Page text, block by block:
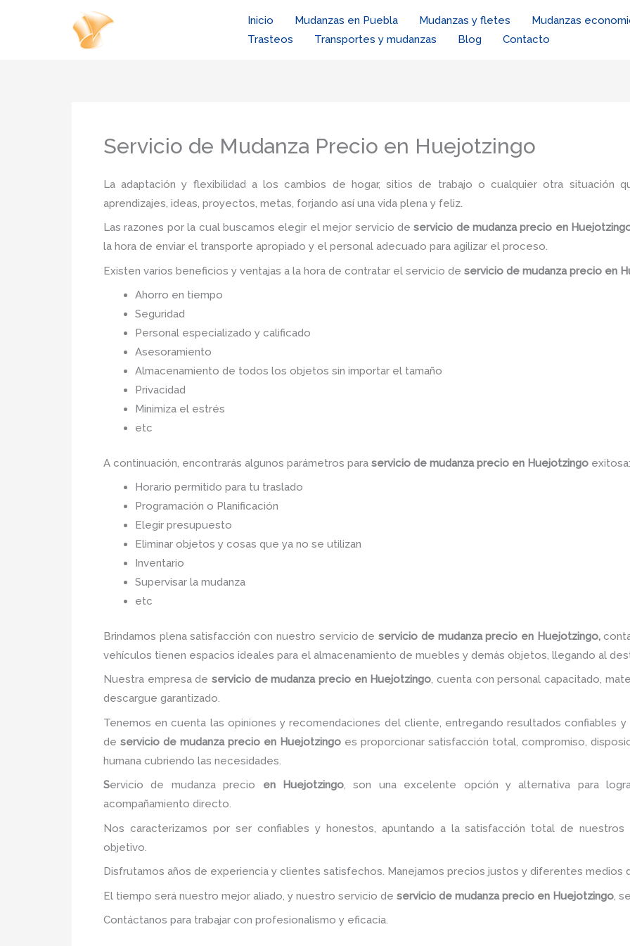
Inicio Mudanzas en Puebla Mudanzas y fletes
Mudanzas
Trasteos
Transportes y mudanzas Blog Contacto
Servicio de Mudanza Precio en Huejotzingo
La adaptación y flexibilidad a los cambios de hogar, sitios de trabajo o cualquier otra situación
aprendizajes, ideas, proyectos, metas, forjando así una vida plena y feliz.
Las razones por la cual buscamos elegir el mejor servicio de servicio de mudanza precio en
la hora de enviar el transporte apropiado y el personal adecuado para agilizar el proceso.
Existen varios beneficios y ventajas a la hora de contratar el servicio de servicio de mudanza precio en
Ahorro en tiempo
Seguridad
Personal especializado y calificado
Asesoramiento
Almacenamiento de todos los objetos sin importar el tamaño
Privacidad
Minimiza el estrés
etc
A continuación, encontrarás algunos parámetros para servicio de mudanza precio en Huejotzingo
Horario permitido para tu traslado
Programación o Planificación
Elegir presupuesto
Eliminar objetos y cosas que ya no se utilizan
Inventario
Supervisar la mudanza
etc
Brindamos plena satisfacción con nuestro servicio de servicio de mudanza precio en Huejotzingo,
vehículos tienen espacios ideales para el almacenamiento de muebles y demás objetos, llegando al
Nuestra empresa de servicio de mudanza precio en Huejotzingo, cuenta con personal capacitado,
descargue garantizado.
Tenemos en cuenta las opiniones y recomendaciones del cliente, entregando resultados confiables
de servicio de mudanza precio en Huejotzingo es proporcionar satisfacción total, compromiso,
humana cubriendo las necesidades.
Servicio de mudanza precio en Huejotzingo, son una excelente opción y alternativa para
acompañamiento directo.
Nos caracterizamos por ser confiables y honestos, apuntando a la satisfacción total de
objetivo.
Disfrutamos años de experiencia y clientes satisfechos. Manejamos precios justos y diferentes medios
El tiempo será nuestro mejor aliado, y nuestro servicio de servicio de mudanza precio en Huejotzingo ,
Contáctanos para trabajar con profesionalismo y eficacia.